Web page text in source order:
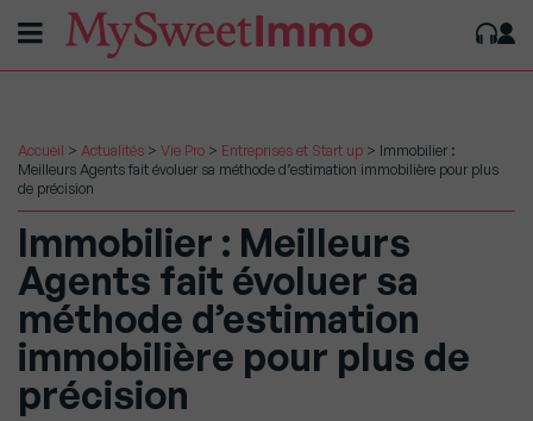
Accueil > Actualités > Vie Pro > Entreprises et Start up > Immobilier :
Meilleurs Agents fait évoluer sa méthode d’estimation immobilière pour plus
de précision
Immobilier : Meilleurs
Agents fait évoluer sa
méthode d’estimation
immobilière pour plus de
précision